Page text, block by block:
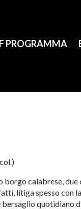
PROGRAMMA
borgo calabrese,
litiga spesso con
quotidiano